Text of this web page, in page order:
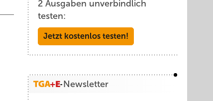
2 Ausgaben unverbindlich
testen:
Jetzt kostenlos testen!
Newsletter